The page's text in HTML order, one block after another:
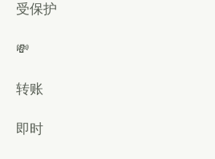
受保护
💸
转账
即时